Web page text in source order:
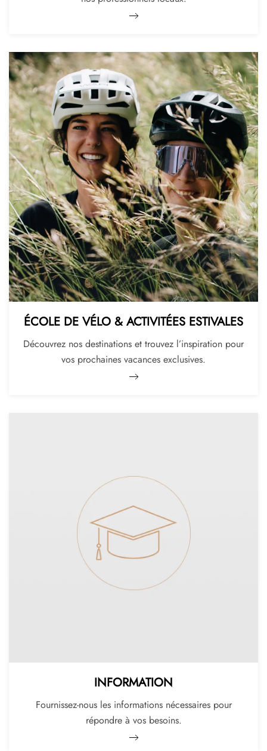
ÉCOLE DE VÉLO & ACTIVITÉES ESTIVALES
Découvrez nos destinations et trouvez l’inspiration pour
vos prochaines vacances exclusives.
INFORMATION
Fournissez-nous les informations nécessaires pour
répondre à vos besoins.